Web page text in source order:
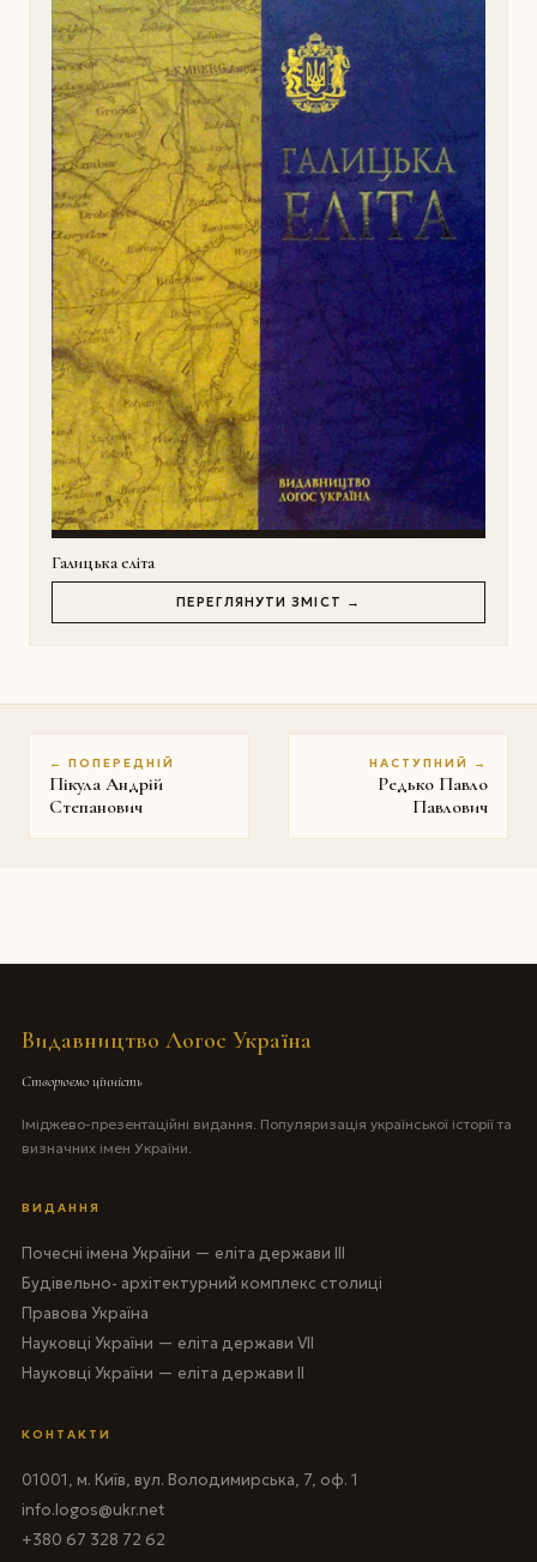
Галицька еліта
ПЕРЕГЛЯНУТИ ЗМІСТ →
← ПОПЕРЕДНІЙ
Пікула Андрій
Степанович
НАСТУПНИЙ →
Редько Павло
Павлович
Видавництво Логос Україна
Створюємо цінність
Іміджево-презентаційні видання. Популяризація української історії та
визначних імен України.
ВИДАННЯ
Почесні імена України — еліта держави III
Будівельно- архітектурний комплекс столиці
Правова Україна
Науковці України — еліта держави VII
Науковці України — еліта держави II
КОНТАКТИ
01001, м. Київ, вул. Володимирська, 7, оф. 1
info.logos@ukr.net
+380 67 328 72 62